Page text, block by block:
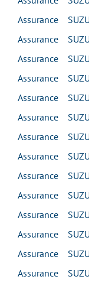
Assurance
Assurance
Assurance
Assurance
Assurance
Assurance
Assurance
Assurance
Assurance
Assurance
Assurance
Assurance
Assurance
Assurance